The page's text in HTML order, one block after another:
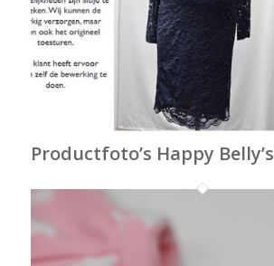
Productfoto’s Happy Belly’s